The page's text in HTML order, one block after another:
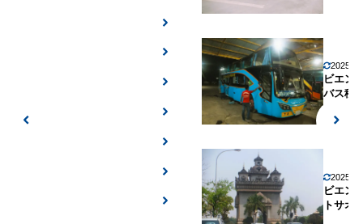
2025年
ビエン
バス移
2025年
ビエン
トサオ